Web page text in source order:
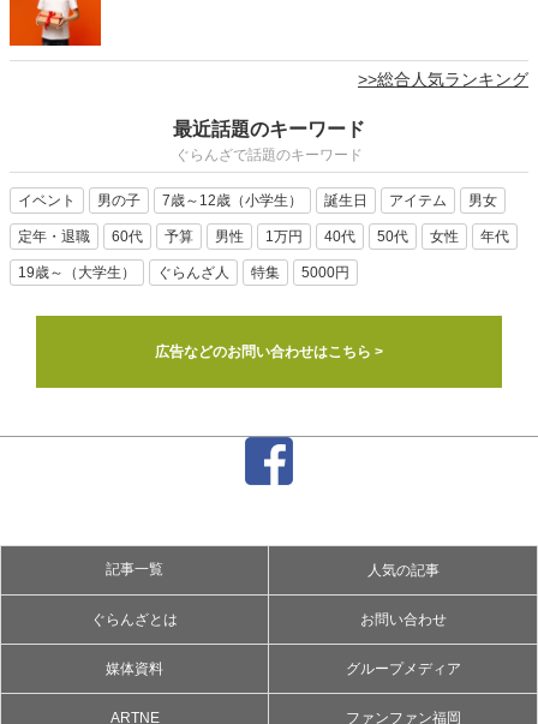
>>総合人気ランキング
最近話題のキーワード
ぐらんざで話題のキーワード
イベント 男の子 7歳～12歳（小学生） 誕生日 アイテム 男女
定年・退職 60代 予算 男性 1万円 40代 50代 女性 年代
19歳～（大学生） ぐらんざ人 特集 5000円
広告などのお問い合わせはこちら >
記事一覧 人気の記事
ぐらんざとは お問い合わせ
媒体資料 グループメディア
ARTNE ファンファン福岡